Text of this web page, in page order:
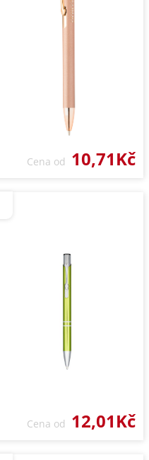
Cena od 10,71Kč
Cena od 12,01Kč